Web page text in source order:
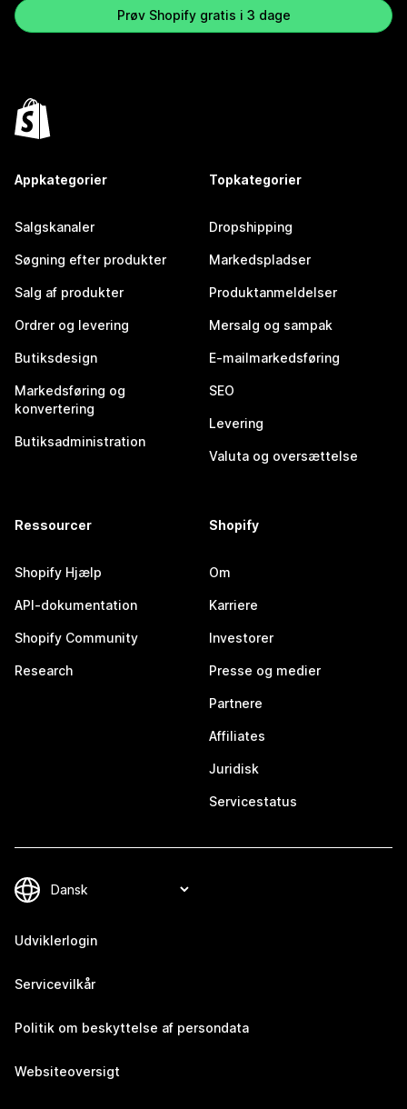
Prøv Shopify gratis i 3 dage
Appkategorier
Salgskanaler
Søgning efter produkter
Salg af produkter
Ordrer og levering
Butiksdesign
Markedsføring og
konvertering
Butiksadministration
Topkategorier
Dropshipping
Markedspladser
Produktanmeldelser
Mersalg og sampak
E-mailmarkedsføring
SEO
Levering
Valuta og oversættelse
Ressourcer
Shopify Hjælp
API-dokumentation
Shopify Community
Research
Shopify
Om
Karriere
Investorer
Presse og medier
Partnere
Affiliates
Juridisk
Servicestatus
Udviklerlogin
Servicevilkår
Politik om beskyttelse af persondata
Websiteoversigt